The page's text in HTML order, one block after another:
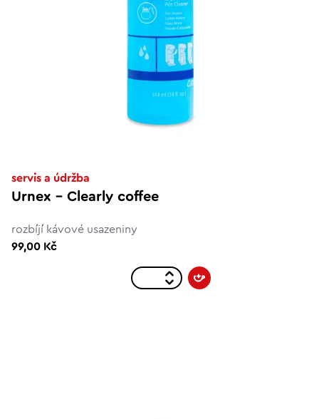
servis a údržba
Urnex – Clearly coffee
rozbíjí kávové usazeniny
99,00 Kč